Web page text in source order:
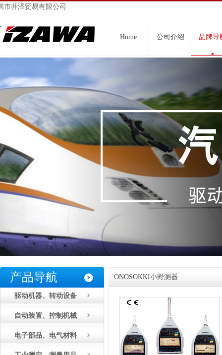
市井泽贸易有限公司
Home 公司介绍 品牌导
产品导航
驱动机器、转动设备
自动装置、控制机械
电子部品、电气材料
ONOSOKKI小野测器